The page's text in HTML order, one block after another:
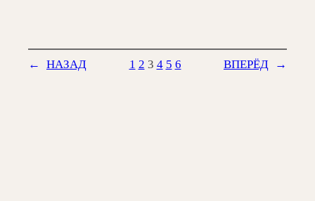
← НАЗАД 1 2 3 4 5 6 ВПЕРЁД →